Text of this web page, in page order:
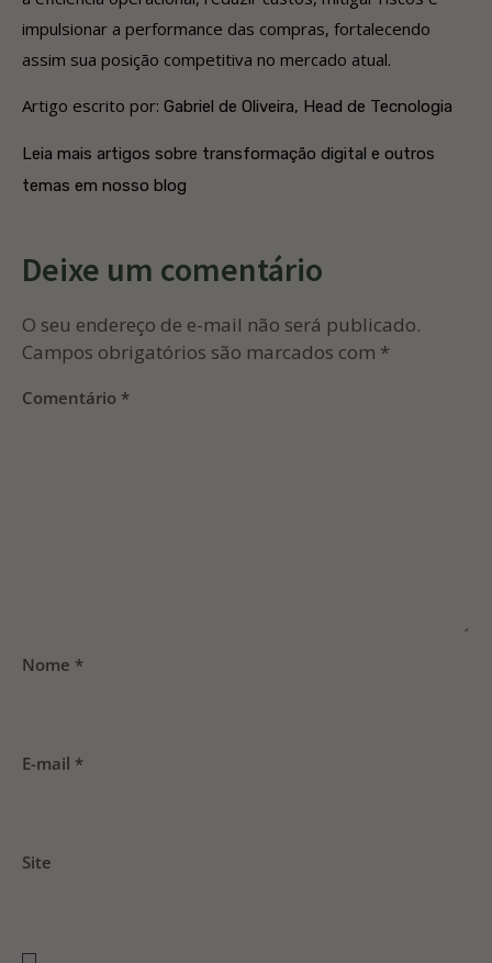
impulsionar a performance das compras, fortalecendo
assim sua posição competitiva no mercado atual.
Artigo escrito por: Gabriel de Oliveira, Head de Tecnologia
Leia mais artigos sobre transformação digital e outros
temas em nosso blog
Deixe um comentário
O seu endereço de e-mail não será publicado.
Campos obrigatórios são marcados com *
Comentário *
Nome *
E-mail *
Site